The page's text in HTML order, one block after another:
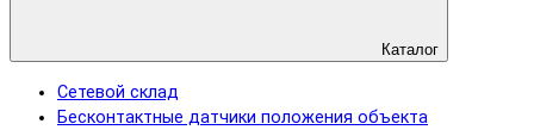
Каталог
Сетевой склад
Бесконтактные датчики положения объекта